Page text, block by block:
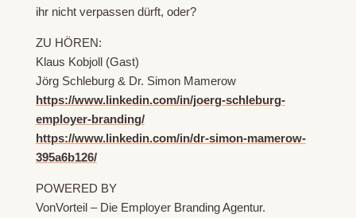
ihr nicht verpassen dürft, oder?
ZU HÖREN:
Klaus Kobjoll (Gast)
Jörg Schleburg & Dr. Simon Mamerow
https://www.linkedin.com/in/joerg-schleburg-
employer-branding/
https://www.linkedin.com/in/dr-simon-mamerow-
395a6b126/
POWERED BY
VonVorteil – Die Employer Branding Agentur.